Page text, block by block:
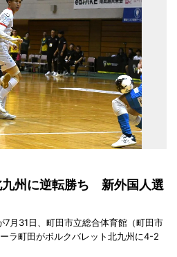
九州に逆転勝ち 新外国人選
7月31日、町田市立総合体育館（町田市
ラ町田がボルクバレット北九州に4-2